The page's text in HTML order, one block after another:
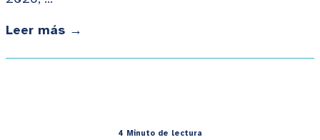
Leer más →
4 Minuto de lectura